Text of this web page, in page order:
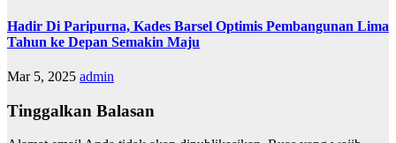
Hadir Di Paripurna, Kades Barsel Optimis Pembangunan Lima
Tahun ke Depan Semakin Maju
Mar 5, 2025 admin
Tinggalkan Balasan